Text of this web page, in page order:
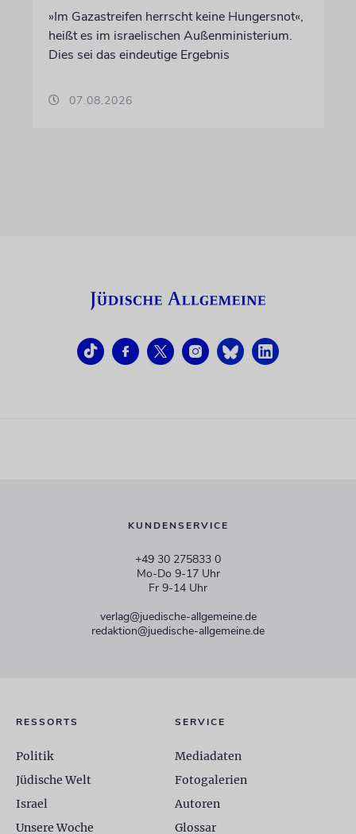
»Im Gazastreifen herrscht keine Hungersnot«,
heißt es im israelischen Außenministerium.
Dies sei das eindeutige Ergebnis
07.08.2026
KUNDENSERVICE
+49 30 275833 0
Mo-Do 9-17 Uhr
Fr 9-14 Uhr
verlag@juedische-allgemeine.de
redaktion@juedische-allgemeine.de
RESSORTS
Politik
Jüdische Welt
Israel
Unsere Woche
SERVICE
Mediadaten
Fotogalerien
Autoren
Glossar